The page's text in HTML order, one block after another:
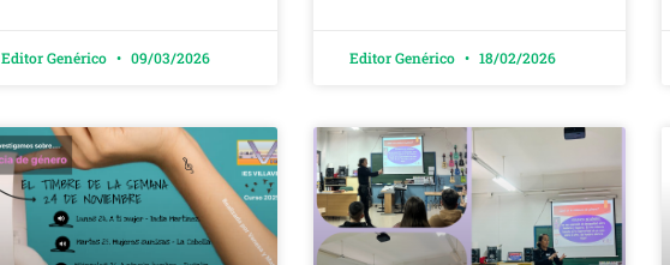
Editor Genérico 09/03/2026 Editor Genérico 18/02/2026